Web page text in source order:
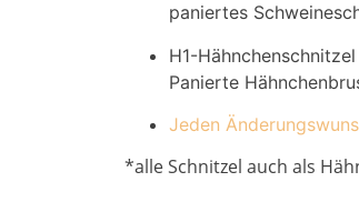
paniertes
H1-
Panierte
Jeden
*alle Schnitzel auch als